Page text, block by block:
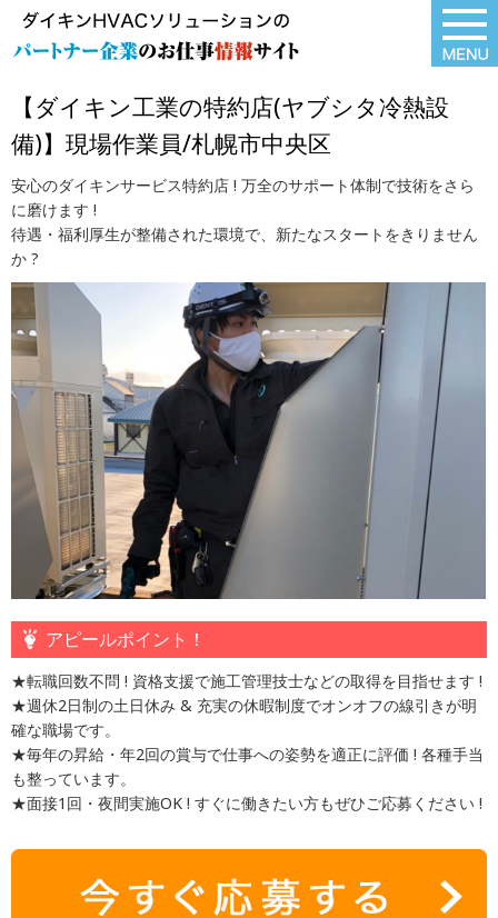
【ダイキン工業の特約店(ヤブシタ冷熱設
備)】現場作業員/札幌市中央区
安心のダイキンサービス特約店 ! 万全のサポート体制で技術をさら
に磨けます !
待遇・福利厚生が整備された環境で、新たなスタートをきりません
か ?
アピールポイント！
★転職回数不問 ! 資格支援で施工管理技士などの取得を目指せます !
★週休2日制の土日休み & 充実の休暇制度でオンオフの線引きが明
確な職場です。
★毎年の昇給・年2回の賞与で仕事への姿勢を適正に評価 ! 各種手当
も整っています。
★面接1回・夜間実施OK ! すぐに働きたい方もぜひご応募ください !